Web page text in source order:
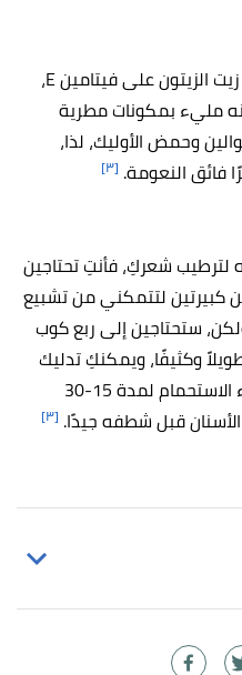
تمامًا مثل زيت جوز الهند، يحتوي زيت الزيتون على فيتامين E،
مليء بمكونات مطرية
وحمض الأوليك، لذا،
فائق النعومة. [٣]
لترطيب شعركِ، فأنتِ تحتاجين
كبيرتين لتتمكني من تشبيع
ستحتاجين إلى ربع كوب
وكثيفًا، ويمكنكِ تدليك
شعركِ بالزيت وتركه مغطى بغطاء الاستحمام لمدة 15-30
قبل شطفه جيدًا. [٣]
Growth, Dry Hair, and